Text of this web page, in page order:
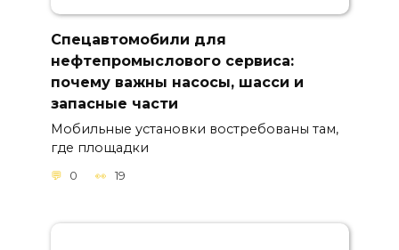
Спецавтомобили для
нефтепромыслового сервиса:
почему важны насосы, шасси и
запасные части
Мобильные установки востребованы там,
где площадки
0 19